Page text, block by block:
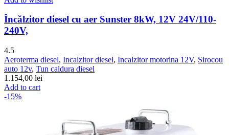
Încălzitor diesel cu aer Sunster 8kW, 12V 24V/110-
240V,
4.5
Aeroterma diesel, Incalzitor diesel, Incalzitor motorina 12V, Sirocou
auto 12v, Tun caldura diesel
1.154,00 lei
Add to cart
-15%